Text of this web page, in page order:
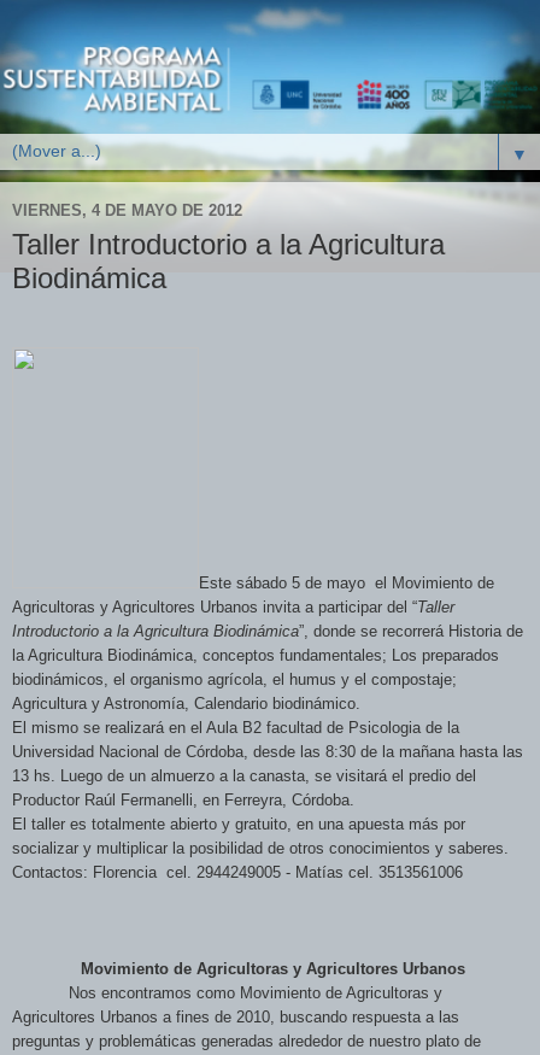
▼
VIERNES, 4 DE MAYO DE 2012
Taller Introductorio a la Agricultura
Biodinámica
Este sábado 5 de mayo el Movimiento de
Agricultoras y Agricultores Urbanos invita a participar del “Taller
Introductorio a la Agricultura Biodinámica”, donde se recorrerá Historia de
la Agricultura Biodinámica, conceptos fundamentales; Los preparados
biodinámicos, el organismo agrícola, el humus y el compostaje;
Agricultura y Astronomía, Calendario biodinámico.
El mismo se realizará en el Aula B2 facultad de Psicologia de la
Universidad Nacional de Córdoba, desde las 8:30 de la mañana hasta las
13 hs. Luego de un almuerzo a la canasta, se visitará el predio del
Productor Raúl Fermanelli, en Ferreyra, Córdoba.
El taller es totalmente abierto y gratuito, en una apuesta más por
socializar y multiplicar la posibilidad de otros conocimientos y saberes.
Contactos: Florencia cel. 2944249005 - Matías cel. 3513561006
Movimiento de Agricultoras y Agricultores Urbanos
Nos encontramos como Movimiento de Agricultoras y
Agricultores Urbanos a fines de 2010, buscando respuesta a las
preguntas y problemáticas generadas alrededor de nuestro plato de